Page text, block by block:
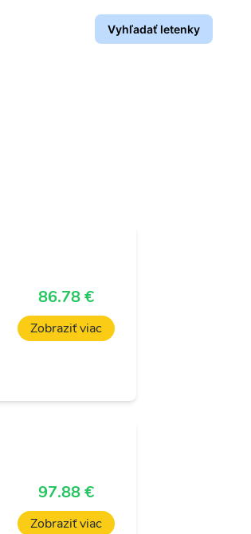
Vyhľadať letenky
86.78 €
Zobraziť viac
97.88 €
Zobraziť viac